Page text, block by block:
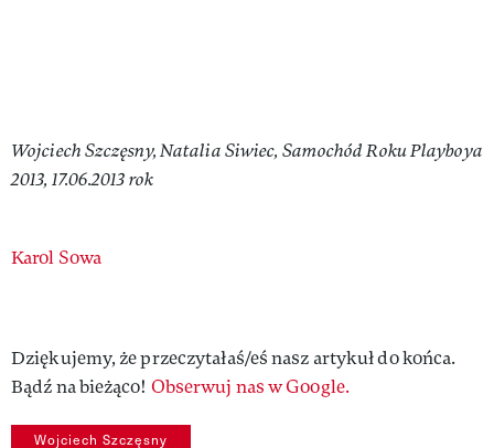
Wojciech Szczęsny, Natalia Siwiec, Samochód Roku Playboya
2013, 17.06.2013 rok
Authors
Karol Sowa
Dziękujemy, że przeczytałaś/eś nasz artykuł do końca.
Bądź na bieżąco! Obserwuj nas w Google.
Wojciech Szczęsny